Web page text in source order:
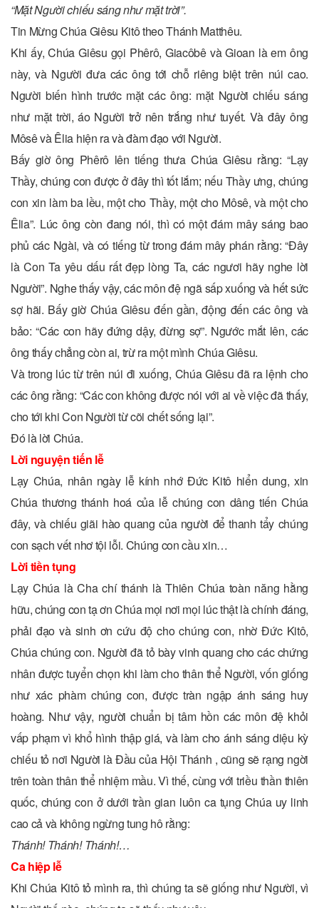
“Mặt Người chiếu sáng như mặt trời”.
Tin Mừng Chúa Giêsu Kitô theo Thánh Matthêu.
Khi ấy, Chúa Giêsu gọi Phêrô, Giacôbê và Gioan là em ông
này, và Người đưa các ông tới chỗ riêng biệt trên núi cao.
Người biến hình trước mặt các ông: mặt Người chiếu sáng
như mặt trời, áo Người trở nên trắng như tuyết. Và đây ông
Môsê và Êlia hiện ra và đàm đạo với Người.
Bấy giờ ông Phêrô lên tiếng thưa Chúa Giêsu rằng: “Lạy
Thầy, chúng con được ở đây thì tốt lắm; nếu Thầy ưng, chúng
con xin làm ba lều, một cho Thầy, một cho Môsê, và một cho
Êlia”. Lúc ông còn đang nói, thì có một đám mây sáng bao
phủ các Ngài, và có tiếng từ trong đám mây phán rằng: “Ðây
là Con Ta yêu dấu rất đẹp lòng Ta, các ngươi hãy nghe lời
Người”. Nghe thấy vậy, các môn đệ ngã sấp xuống và hết sức
sợ hãi. Bấy giờ Chúa Giêsu đến gần, động đến các ông và
bảo: “Các con hãy đứng dậy, đừng sợ”. Ngước mắt lên, các
ông thấy chẳng còn ai, trừ ra một mình Chúa Giêsu.
Và trong lúc từ trên núi đi xuống, Chúa Giêsu đã ra lệnh cho
các ông rằng: “Các con không được nói với ai về việc đã thấy,
cho tới khi Con Người từ cõi chết sống lại”.
Ðó là lời Chúa.
Lời nguyện tiến lễ
Lạy Chúa, nhân ngày lễ kính nhớ Ðức Kitô hiển dung, xin
Chúa thương thánh hoá của lễ chúng con dâng tiến Chúa
đây, và chiếu giãi hào quang của người để thanh tẩy chúng
con sạch vết nhơ tội lỗi. Chúng con cầu xin…
Lời tiền tụng
Lạy Chúa là Cha chí thánh là Thiên Chúa toàn năng hằng
hữu, chúng con tạ ơn Chúa mọi nơi mọi lúc thật là chính đáng,
phải đạo và sinh ơn cứu độ cho chúng con, nhờ Ðức Kitô,
Chúa chúng con. Người đã tỏ bày vinh quang cho các chứng
nhân được tuyển chọn khi làm cho thân thể Người, vốn giống
như xác phàm chúng con, được tràn ngập ánh sáng huy
hoàng. Như vậy, người chuẩn bị tâm hồn các môn đệ khỏi
vấp phạm vì khổ hình thập giá, và làm cho ánh sáng diệu kỳ
chiếu tỏ nơi Người là Ðầu của Hội Thánh , cũng sẽ rạng ngời
trên toàn thân thể nhiệm mầu. Vì thế, cùng với triều thần thiên
quốc, chúng con ở dưới trần gian luôn ca tụng Chúa uy linh
cao cả và không ngừng tung hô rằng:
Thánh! Thánh! Thánh!…
Ca hiệp lễ
Khi Chúa Kitô tỏ mình ra, thì chúng ta sẽ giống như Người, vì